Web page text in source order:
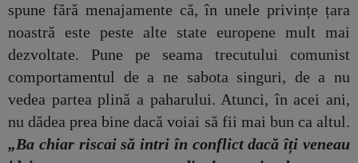
spune fără menajamente că, în unele privințe țara
noastră este peste alte state europene mult mai
dezvoltate. Pune pe seama trecutului comunist
comportamentul de a ne sabota singuri, de a nu
vedea partea plină a paharului. Atunci, în acei ani,
nu dădea prea bine dacă voiai să fii mai bun ca altul.
„Ba chiar riscai să intri în conflict dacă îți veneau